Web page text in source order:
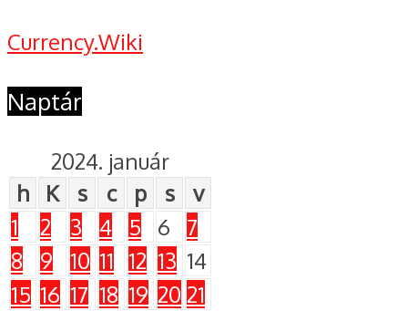
Currency.Wiki
Naptár
2024. január
h
K s c p s
v
1
2 3 4 5 6
7
8
9 10 11 12 13 14
15 16 17 18 19 20 21